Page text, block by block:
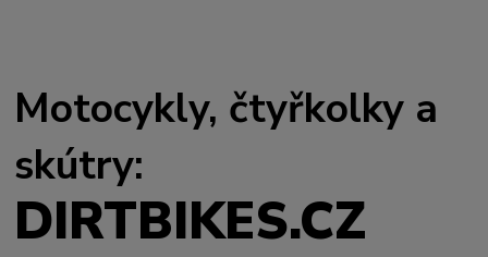
Motocykly, čtyřkolky a
skútry:
DIRTBIKES.CZ